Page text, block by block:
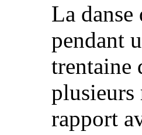
La
pendant
trentaine
plusieurs
rapport